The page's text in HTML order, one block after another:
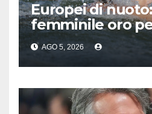
Europei di
femminile oro
e bronzo per
AGO 5, 2026